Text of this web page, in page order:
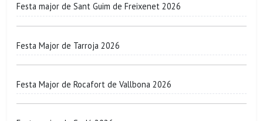
Festa major de Sant Guim de Freixenet 2026
Festa Major de Tarroja 2026
Festa Major de Rocafort de Vallbona 2026